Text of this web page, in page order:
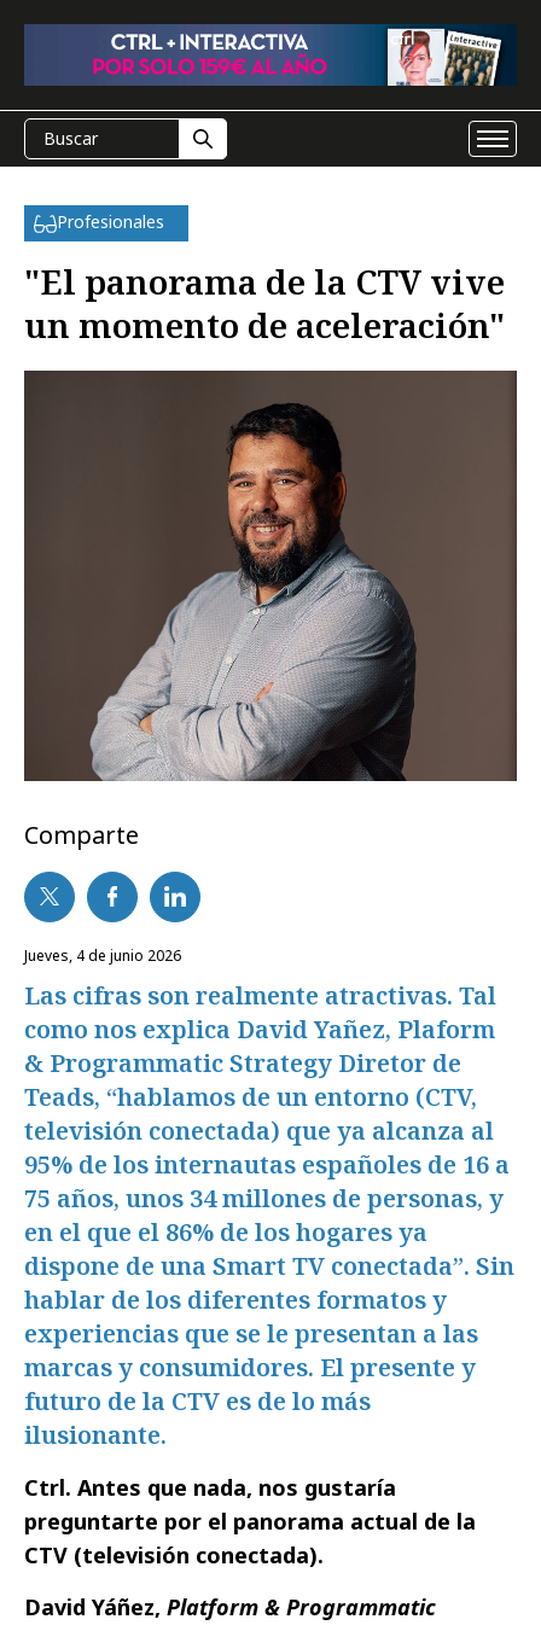
Profesionales
"El panorama de la CTV vive
un momento de aceleración"
Comparte
jueves, 4 de junio 2026
Las cifras son realmente atractivas. Tal
como nos explica David Yañez, Plaform
& Programmatic Strategy Diretor de
Teads, “hablamos de un entorno (CTV,
televisión conectada) que ya alcanza al
95% de los internautas españoles de 16 a
75 años, unos 34 millones de personas, y
en el que el 86% de los hogares ya
dispone de una Smart TV conectada”. Sin
hablar de los diferentes formatos y
experiencias que se le presentan a las
marcas y consumidores. El presente y
futuro de la CTV es de lo más
ilusionante.
Ctrl. Antes que nada, nos gustaría
preguntarte por el panorama actual de la
CTV (televisión conectada).
David Yáñez, Platform & Programmatic